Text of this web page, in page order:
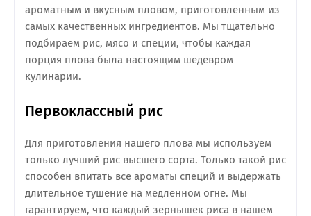
ароматным и вкусным пловом, приготовленным из
самых качественных ингредиентов. Мы тщательно
подбираем рис, мясо и специи, чтобы каждая
порция плова была настоящим шедевром
кулинарии.
Первоклассный рис
Для приготовления нашего плова мы используем
только лучший рис высшего сорта. Только такой рис
способен впитать все ароматы специй и выдержать
длительное тушение на медленном огне. Мы
гарантируем, что каждый зернышек риса в нашем